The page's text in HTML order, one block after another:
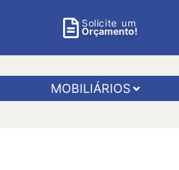
Solicite um
Orçamento!
MOBILIÁRIOS